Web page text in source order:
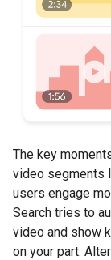
The key
video segments
users engage
Search tries to
video and show
on your part.